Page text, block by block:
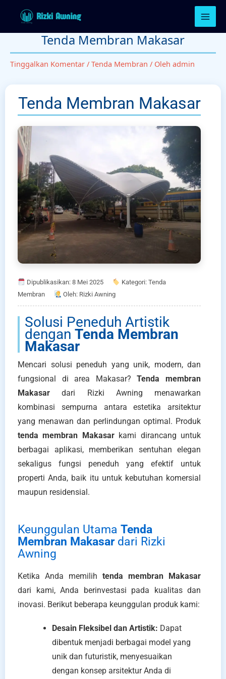
Tenda Membran Makasar
Tinggalkan Komentar / Tenda Membran / Oleh admin
Tenda Membran Makasar
Dipublikasikan: 8 Mei 2025
Kategori: Tenda
Membran
Oleh: Rizki Awning
Solusi Peneduh Artistik
dengan Tenda Membran
Makasar
Mencari solusi peneduh yang unik, modern, dan
fungsional di area Makasar?Tenda membran
Makasar dari Rizki Awning menawarkan
kombinasi sempurna antara estetika arsitektur
yang menawan dan perlindungan optimal. Produk
tenda membran Makasarkami dirancang untuk
berbagai aplikasi, memberikan sentuhan elegan
sekaligus fungsi peneduh yang efektif untuk
properti Anda, baik itu untuk kebutuhan komersial
maupun residensial.
Keunggulan Utama Tenda
Membran Makasardari Rizki
Awning
Ketika Anda memilih tenda membran Makasar
dari kami, Anda berinvestasi pada kualitas dan
inovasi. Berikut beberapa keunggulan produk kami:
Desain Fleksibel dan Artistik: Dapat
dibentuk menjadi berbagai model yang
unik dan futuristik, menyesuaikan
dengan konsep arsitektur Anda di